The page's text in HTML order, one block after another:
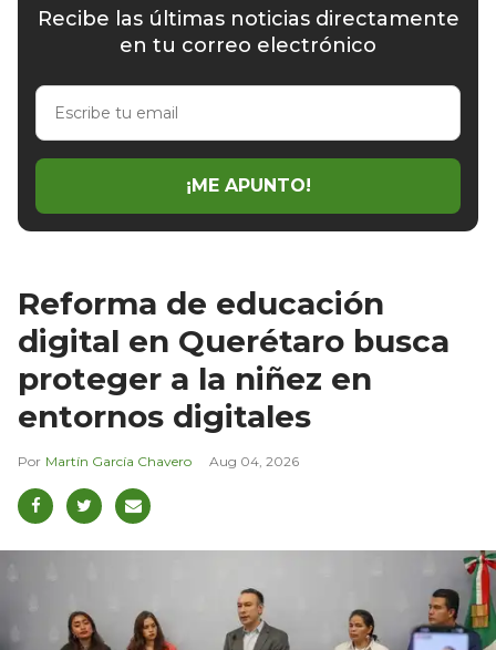
Recibe las últimas noticias directamente
en tu correo electrónico
Escribe
email
¡ME APUNTO!
Reforma de educación
digital en Querétaro busca
proteger a la niñez en
entornos digitales
Martín García Chavero Aug 04, 2026